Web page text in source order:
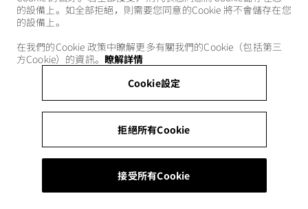
的設備上。如全部拒絕，則需要您同意的Cookie 將不會儲存在您
的設備上。
在我們的Cookie 政策中瞭解更多有關我們的Cookie（包括第三
方Cookie）的資訊。 瞭解詳情
Cookie設定
拒絕所有Cookie
接受所有Cookie